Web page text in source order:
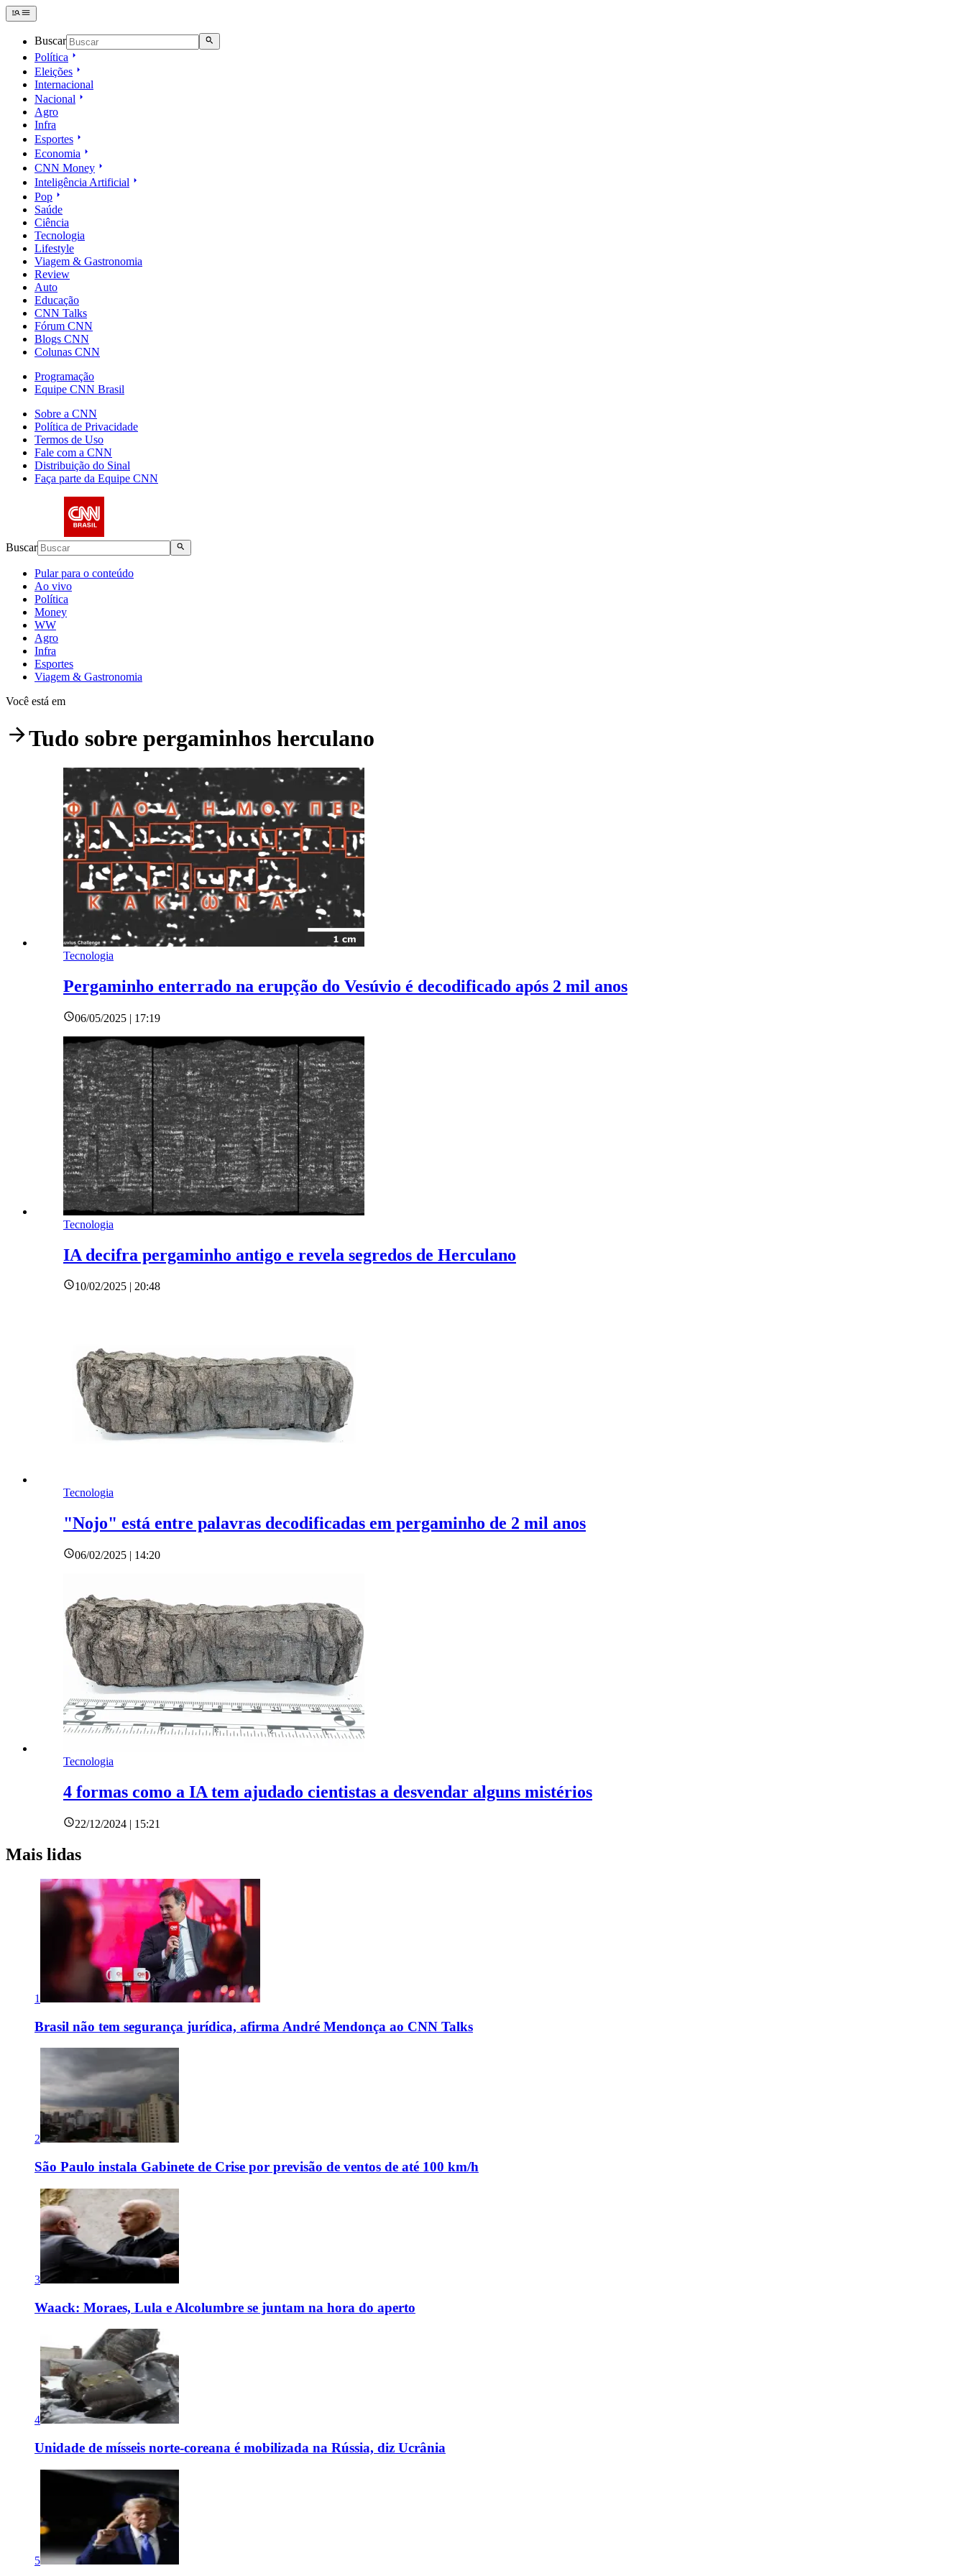
Buscar
Política
Eleições
Internacional
Nacional
Agro
Infra
Esportes
Economia
CNN Money
Inteligência Artificial
Pop
Saúde
Ciência
Tecnologia
Lifestyle
Viagem & Gastronomia
Review
Auto
Educação
CNN Talks
Fórum CNN
Blogs CNN
Colunas CNN
Programação
Equipe CNN Brasil
Sobre a CNN
Política de Privacidade
Termos de Uso
Fale com a CNN
Distribuição do Sinal
Faça parte da Equipe CNN
Buscar
Pular para o conteúdo
Ao vivo
Política
Money
WW
Agro
Infra
Esportes
Viagem & Gastronomia
Você está em
Tudo sobre pergaminhos herculano
Tecnologia
Pergaminho enterrado na erupção do Vesúvio é decodificado após 2 mil anos
06/05/2025 | 17:19
Tecnologia
IA decifra pergaminho antigo e revela segredos de Herculano
10/02/2025 | 20:48
Tecnologia
"Nojo" está entre palavras decodificadas em pergaminho de 2 mil anos
06/02/2025 | 14:20
Tecnologia
4 formas como a IA tem ajudado cientistas a desvendar alguns mistérios
22/12/2024 | 15:21
Mais lidas
1
Brasil não tem segurança jurídica, afirma André Mendonça ao CNN Talks
2
São Paulo instala Gabinete de Crise por previsão de ventos de até 100 km/h
3
Waack: Moraes, Lula e Alcolumbre se juntam na hora do aperto
4
Unidade de mísseis norte-coreana é mobilizada na Rússia, diz Ucrânia
5